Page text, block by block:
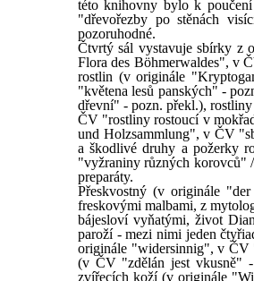
této knihovny bylo k
"dřevořezby po stěnách
pozoruhodné.
Čtvrtý sál vystavuje sbírky z
Flora des Böhmerwaldes", v
rostlin (v originále
"květena lesů panských" -
dřevní" - pozn. překl.),
ČV "rostliny rostoucí v
und Holzsammlung", v ČV
a škodlivé druhy a požerky
"vyžraniny různých korovců"
preparáty.
Přeskvostný (v originále
freskovými malbami, z
bájesloví vyňatými, život
paroží - mezi nimi jeden
originále "widersinnig", v ČV
(v ČV "zdělán jest vkusně" -
zvířecích koží (v originále